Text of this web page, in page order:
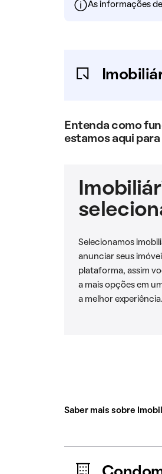
As informações
Entenda como
estamos aqui
Selecionamos
anunciar seus
plataforma, assim
a mais opções em
a melhor experiência.
Saber mais sobre